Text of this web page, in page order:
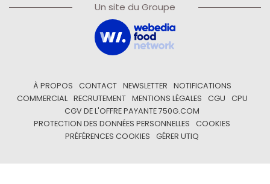
Un site du Groupe
À PROPOS CONTACT NEWSLETTER
NOTIFICATIONS
COMMERCIAL
RECRUTEMENT MENTIONS LÉGALES CGU
CPU
CGV DE L'OFFRE PAYANTE 750G.COM
PROTECTION DES DONNÉES PERSONNELLES
COOKIES
PRÉFÉRENCES COOKIES
GÉRER UTIQ